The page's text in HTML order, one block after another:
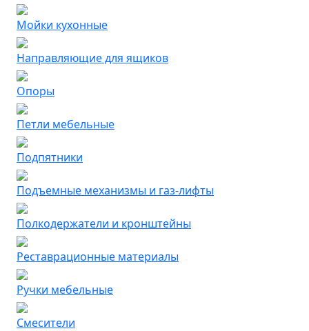
Мойки кухонные
Направляющие для ящиков
Опоры
Петли мебельные
Подпятники
Подъемные механизмы и газ-лифты
Полкодержатели и кронштейны
Реставрационные материалы
Ручки мебельные
Смесители